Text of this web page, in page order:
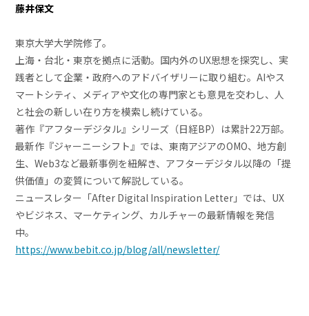
藤井保文
東京大学大学院修了。
上海・台北・東京を拠点に活動。国内外のUX思想を探究し、実
践者として企業・政府へのアドバイザリーに取り組む。AIやス
マートシティ、メディアや文化の専門家とも意見を交わし、人
と社会の新しい在り方を模索し続けている。
著作『アフターデジタル』シリーズ（日経BP）は累計22万部。
最新作『ジャーニーシフト』では、東南アジアのOMO、地方創
生、Web3など最新事例を紐解き、アフターデジタル以降の「提
供価値」の変質について解説している。
ニュースレター「After Digital Inspiration Letter」では、UX
やビジネス、マーケティング、カルチャーの最新情報を発信
中。
https://www.bebit.co.jp/blog/all/newsletter/